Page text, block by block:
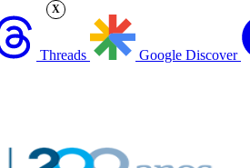
Threads Google Discover
X